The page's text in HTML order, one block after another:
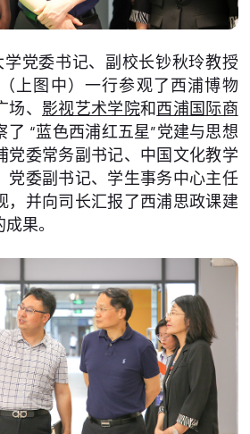
党委书记、副校长钞秋玲教授
上图中）一行参观了西浦博物
、 影视艺术学院和西浦国际商
了 “蓝色西浦红五星”党建与思想
党委常务副书记、中国文化教学
党委副书记、学生事务中心主任
，并向司长汇报了西浦思政课建
果。